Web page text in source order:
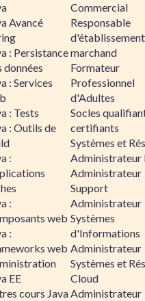
Avancé
: Persistance
données
: Services
: Tests
: Outils de
:
:
web
:
web
EE
cours Java
Commercial
Responsable
d'établissement
marchand
Formateur
Professionnel
d'Adultes
Socles
certifiants
Systèmes et
Administrateur
Administrateur
Support
Administrateur
Systèmes
d'Informations
Administrateur
Systèmes et
Cloud
Administrateur